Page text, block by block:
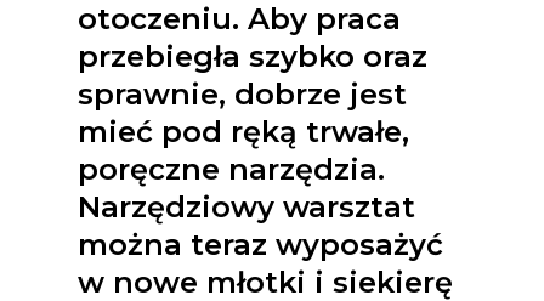
otoczeniu. Aby praca
przebiegła szybko oraz
sprawnie, dobrze jest
mieć pod ręką trwałe,
poręczne narzędzia.
Narzędziowy warsztat
można teraz wyposażyć
w nowe młotki i siekierę